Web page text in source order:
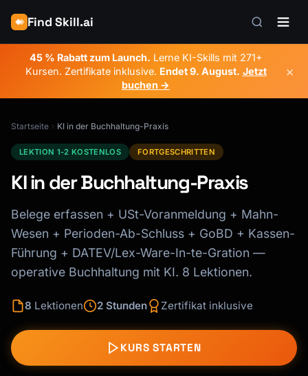
Find Skill.ai
45 % Rabatt zum Launch. Lerne KI-Skills mit 271+
Kursen. Zertifikate inklusive. Endet9. August. Jetzt
buchen →
×
Startseite KI in der Buchhaltung-Praxis
LEKTION 1-2 KOSTENLOS FORTGESCHRITTEN
KI in der Buchhaltung-Praxis
Belege erfassen + USt-Voranmeldung + Mahn-
Wesen + Perioden-Ab-Schluss + GoBD + Kassen-
Führung + DATEV/Lex-Ware-In-te-Gration —
operative Buchhaltung mit KI. 8 Lektionen.
8 Lektionen 2 Stunden Zertifikat inklusive
KURS STARTEN